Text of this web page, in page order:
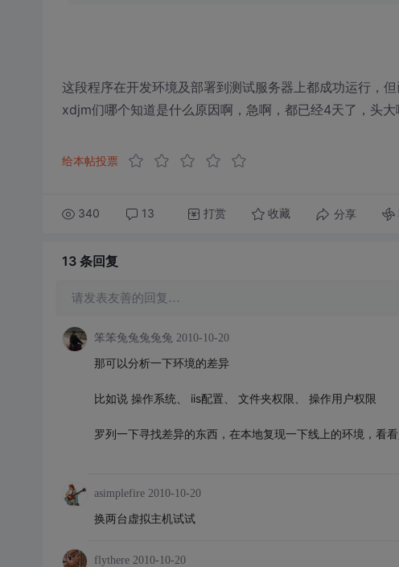
这段程序在开发环境及部署到测试服务器上都成功运行，但
xdjm们哪个知道是什么原因啊，急啊，都已经4天了，头大
给本帖投票
340 13 打赏 收藏 分享
13 条回复
请发表友善的回复…
笨笨兔兔兔兔兔 2010-10-20
那可以分析一下环境的差异
比如说 操作系统、 iis配置、 文件夹权限、 操作用户权限
罗列一下寻找差异的东西，在本地复现一下线上的环境，看
asimplefire 2010-10-20
换两台虚拟主机试试
flythere 2010-10-20